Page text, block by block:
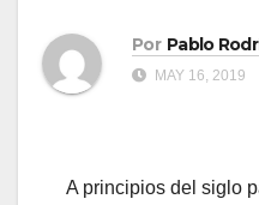
Por Pablo
MAY 16, 2019
A principios del siglo